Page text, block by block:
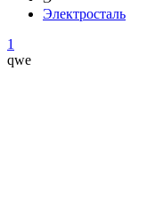
Электросталь
1
qwe